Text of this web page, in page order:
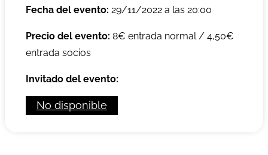
Fecha del evento: 29/11/2022 a las 20:00
Precio del evento: 8€ entrada normal / 4,50€
entrada socios
Invitado del evento:
No disponible